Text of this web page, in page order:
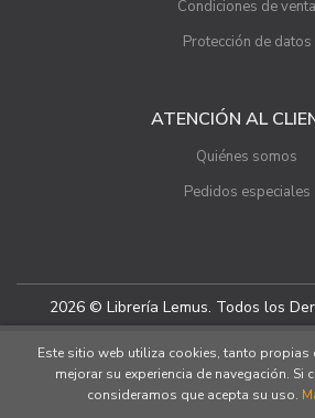
Condiciones de venta
Protección de datos
ATENCIÓN AL
Quiénes somos
Pedidos especiales
2026 © Librería Lemus. Todos los
Este sitio web utiliza cookies, tanto propias
mejorar su experiencia de navegación. Si
consideramos que acepta su uso.